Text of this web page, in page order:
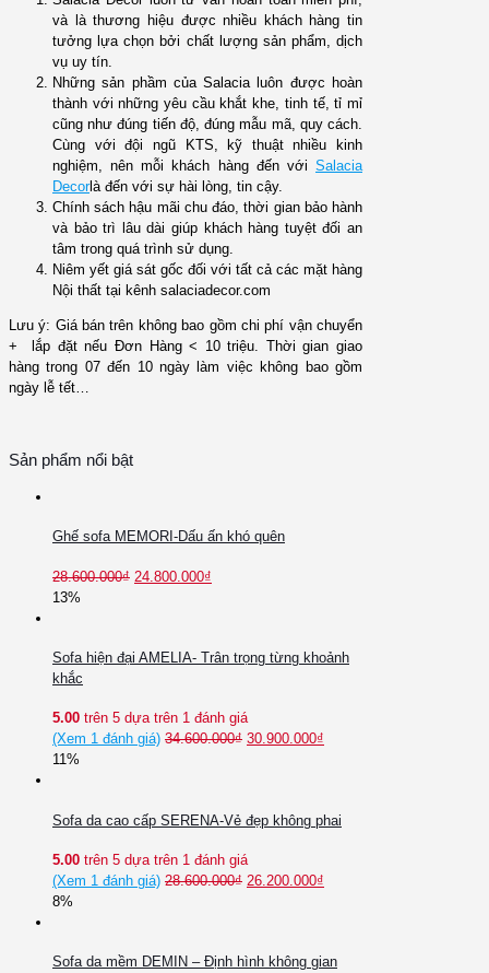
và là thương hiệu được nhiều khách hàng tin
tưởng lựa chọn bởi chất lượng sản phẩm, dịch
vụ uy tín.
Những sản phầm của Salacia luôn được hoàn
thành với những yêu cầu khắt khe, tinh tế, tỉ mỉ
cũng như đúng tiến độ, đúng mẫu mã, quy cách.
Cùng với đội ngũ KTS, kỹ thuật nhiều kinh
nghiệm, nên mỗi khách hàng đến với Salacia
Decor là đến với sự hài lòng, tin cậy.
Chính sách hậu mãi chu đáo, thời gian bảo hành
và bảo trì lâu dài giúp khách hàng tuyệt đối an
tâm trong quá trình sử dụng.
Niêm yết giá sát gốc đối với tất cả các mặt hàng
Nội thất tại kênh salaciadecor.com
Lưu ý: Giá bán trên không bao gồm chi phí vận chuyển
+ lắp đặt nếu Đơn Hàng < 10 triệu. Thời gian giao
hàng trong 07 đến 10 ngày làm việc không bao gồm
ngày lễ tết…
Sản phẩm nổi bật
Ghế sofa MEMORI-Dấu ấn khó quên
28.600.000₫ 24.800.000₫
13%
Sofa hiện đại AMELIA- Trân trọng từng khoảnh
khắc
5.00 trên 5 dựa trên 1 đánh giá
(Xem 1 đánh giá) 34.600.000₫ 30.900.000₫
11%
Sofa da cao cấp SERENA-Vẻ đẹp không phai
5.00 trên 5 dựa trên 1 đánh giá
(Xem 1 đánh giá) 28.600.000₫ 26.200.000₫
8%
Sofa da mềm DEMIN – Định hình không gian